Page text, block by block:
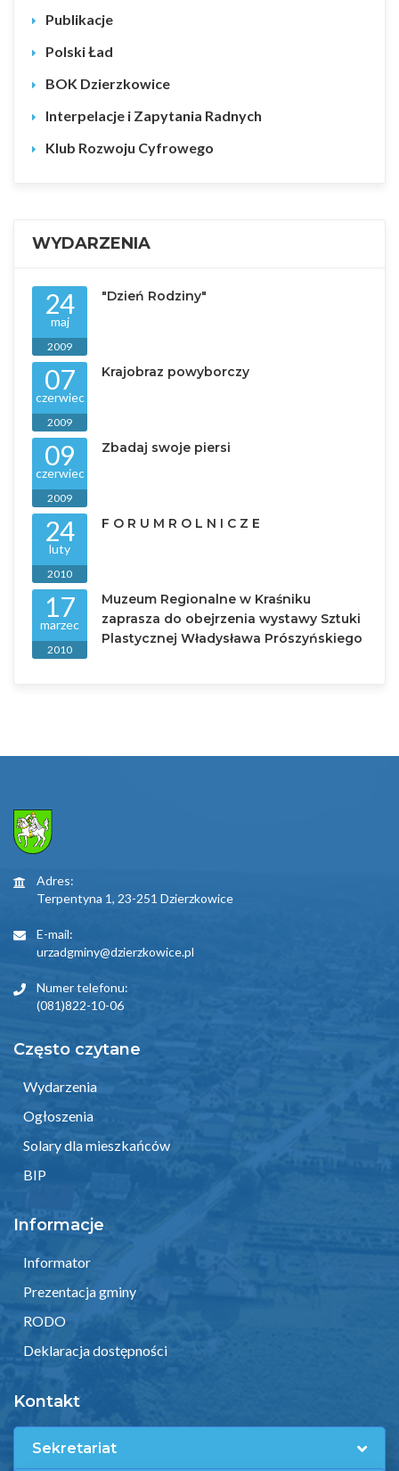
Publikacje
Polski Ład
BOK Dzierzkowice
Interpelacje i Zapytania Radnych
Klub Rozwoju Cyfrowego
WYDARZENIA
24
maj
2009
"Dzień Rodziny"
07
czerwiec
2009
Krajobraz powyborczy
09
czerwiec
2009
Zbadaj swoje piersi
24
luty
2010
F O R U M R O L N I C Z E
17
marzec
2010
Muzeum Regionalne w Kraśniku
zaprasza do obejrzenia wystawy Sztuki
Plastycznej Władysława Prószyńskiego
Adres:
Terpentyna 1, 23-251 Dzierzkowice
E-mail:
urzadgminy@dzierzkowice.pl
Numer telefonu:
(081)822-10-06
Często czytane
Wydarzenia
Ogłoszenia
Solary dla mieszkańców
BIP
Informacje
Informator
Prezentacja gminy
RODO
Deklaracja dostępności
Kontakt
Sekretariat